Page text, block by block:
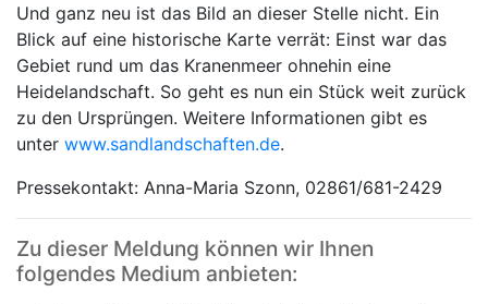
Und ganz neu ist das Bild an dieser Stelle nicht. Ein
Blick auf eine historische Karte verrät: Einst war das
Gebiet rund um das Kranenmeer ohnehin eine
Heidelandschaft. So geht es nun ein Stück weit zurück
zu den Ursprüngen. Weitere Informationen gibt es
unter www.sandlandschaften.de.
Pressekontakt: Anna-Maria Szonn, 02861/681-2429
Zu dieser Meldung können wir Ihnen
folgendes Medium anbieten: